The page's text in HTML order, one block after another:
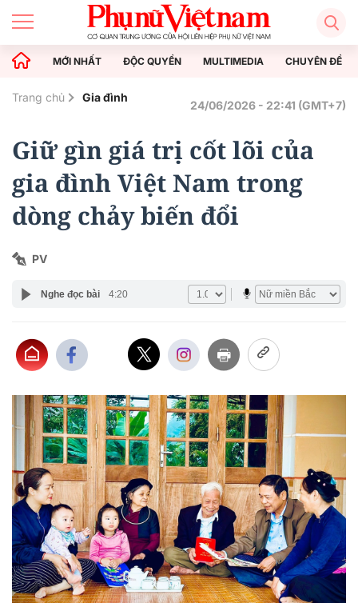
MỚI NHẤT ĐỘC QUYỀN MULTIMEDIA CHUYÊN ĐỀ
Trang chủ Gia đình
24/06/2026 - 22:41 (GMT+7)
Giữ gìn giá trị cốt lõi của
gia đình Việt Nam trong
dòng chảy biến đổi
PV
Nghe đọc bài 4:20